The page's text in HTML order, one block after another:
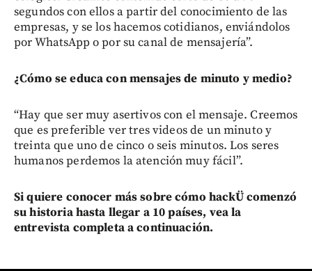
segundos con ellos a partir del conocimiento de las
empresas, y se los hacemos cotidianos, enviándolos
por WhatsApp o por su canal de mensajería”.
¿Cómo se educa con mensajes de minuto y medio?
“Hay que ser muy asertivos con el mensaje. Creemos
que es preferible ver tres videos de un minuto y
treinta que uno de cinco o seis minutos. Los seres
humanos perdemos la atención muy fácil”.
Si quiere conocer más sobre cómo hackÜ comenzó
su historia hasta llegar a 10 países, vea la
entrevista completa a continuación.